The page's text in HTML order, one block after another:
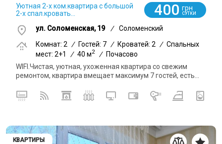
Уютная 2-х ком.квартира с большой
2-х спал.кровать...
400 грн
СУТКИ
ул. Соломенская, 19 /
Соломенский
Комнат: 2
/ Гостей: 7 / Кроватей: 2 / Спальных
мест: 2+1
/ 40 м2 / Почасово
WIFI.Чистая, уютная, ухоженная квартира со свежим
ремонтом, квартира вмещает максимум 7 гостей, есть...
КВАРТИРЫ